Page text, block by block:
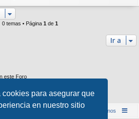
para asegurar que
en nuestro sitio
0 temas • Página 1 de 1
Ir a
este Foro
este Foro
este Foro
de Lanza Wargames Contáctenos